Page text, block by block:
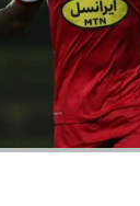
افزایشی شد + تحلیل